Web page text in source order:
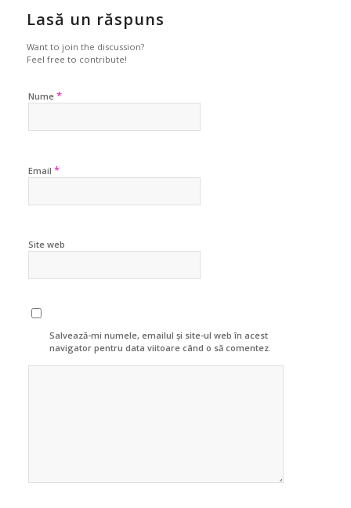
Lasă un răspuns
Want to join the discussion?
Feel free to contribute!
Nume *
Email *
Site web
Salvează-mi numele, emailul și site-ul web în acest
navigator pentru data viitoare când o să comentez.